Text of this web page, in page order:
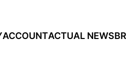
ACCOUNTACTUAL NEWS